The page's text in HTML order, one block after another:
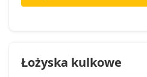
Łożyska kulkowe